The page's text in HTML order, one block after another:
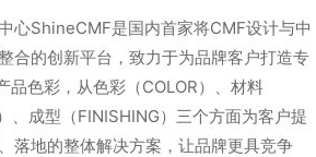
心ShineCMF是国内首家将CMF设计与中
合的创新平台，致力于为品牌客户打造专
品色彩，从色彩（COLOR）、材料
、成型（FINISHING）三个方面为客户提
落地的整体解决方案，让品牌更具竞争